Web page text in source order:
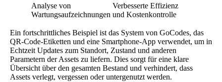
Analyse von
Wartungsaufzeichnungen
Verbesserte Effizienz
und Kostenkontrolle
Ein fortschrittliches Beispiel ist das System von GoCodes, das
QR-Code-Etiketten und eine Smartphone-App verwendet, um in
Echtzeit Updates zum Standort, Zustand und anderen
Parametern der Assets zu liefern. Dies sorgt für eine klare
Übersicht über den gesamten Bestand und verhindert, dass
Assets verlegt, vergessen oder untergenutzt werden.